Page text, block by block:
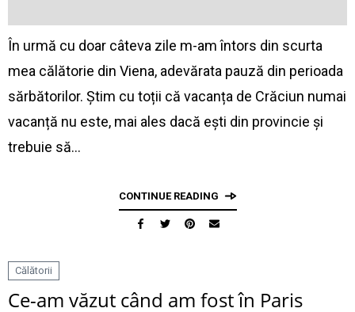
În urmă cu doar câteva zile m-am întors din scurta
mea călătorie din Viena, adevărata pauză din perioada
sărbătorilor. Știm cu toții că vacanța de Crăciun numai
vacanță nu este, mai ales dacă ești din provincie și
trebuie să…
CONTINUE READING
Călătorii
Ce-am văzut când am fost în Paris